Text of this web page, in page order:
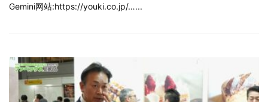
Gemini网站:https://youki.co.jp/…...